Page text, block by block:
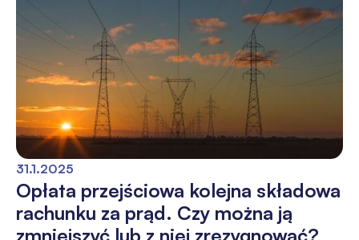
31.1.2025
Opłata przejściowa kolejna składowa
rachunku za prąd. Czy można ją
zmniejszyć lub z niej zrezygnować?